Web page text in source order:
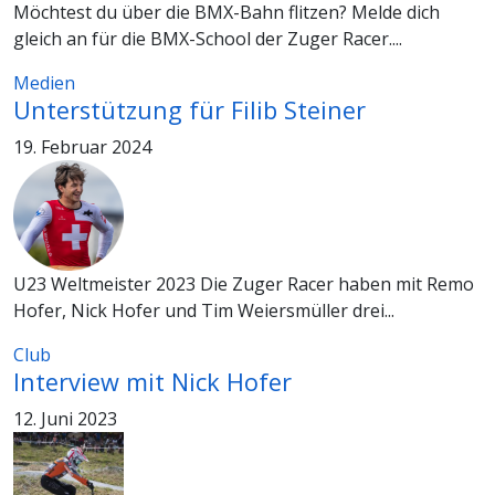
Möchtest du über die BMX-Bahn flitzen? Melde dich
gleich an für die BMX-School der Zuger Racer....
Medien
Unterstützung für Filib Steiner
19. Februar 2024
U23 Weltmeister 2023 Die Zuger Racer haben mit Remo
Hofer, Nick Hofer und Tim Weiersmüller drei...
Club
Interview mit Nick Hofer
12. Juni 2023